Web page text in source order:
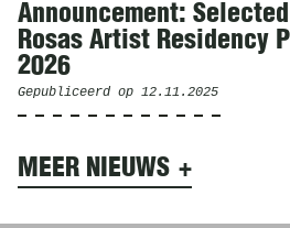
Announcement:
Rosas Artist Residency
2026
Gepubliceerd op 12.11.2025
MEER NIEUWS